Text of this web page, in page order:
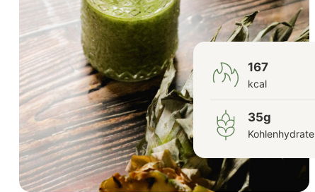
167
kcal
35g
Kohlenhydrate